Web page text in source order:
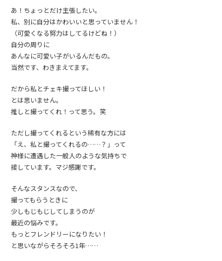
あ！ちょっとだけ主張したい。
私、別に自分はかわいいと思っていません！
（可愛くなる努力はしてるけどね！）
自分の周りに
あんなに可愛い子がいるんだもの。
当然です、わきまえてます。
だから私とチェキ撮ってほしい！
とは思いません。
推しと撮ってくれ！って思う。笑
ただし撮ってくれるという稀有な方には
「え、私と撮ってくれるの……？」って
神様に遭遇した一般人のような気持ちで
接しています。マジ感謝です。
そんなスタンスなので、
撮ってもらうときに
少しもじもじしてしまうのが
最近の悩みです。
もっとフレンドリーになりたい！
と思いながらそろそろ1年……